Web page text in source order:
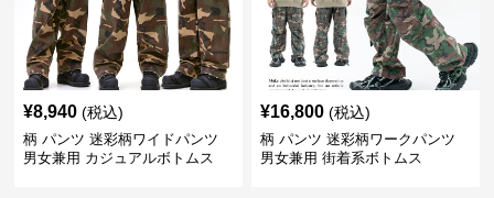
¥8,940 (税込)
柄 パンツ 迷彩柄ワイドパンツ
男女兼用 カジュアルボトムス
¥16,800 (税込)
柄 パンツ 迷彩柄ワークパンツ
男女兼用 街着系ボトムス